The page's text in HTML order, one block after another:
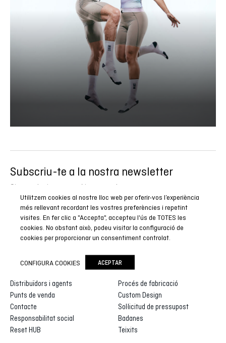
Subscriu-te a la nostra newsletter
Sigues el primer a conèixer totes les nostres novetats,
reportatges i promocions especials.
SUBSCRIURE’M ARA
Inverse
Distribuïdors i agents
Punts de venda
Contacte
Responsabilitat social
Reset HUB
Inverse custom
Galeria de dissenys
Procés de fabricació
Custom Design
Sol·licitud de pressupost
Badanes
Teixits
Utilitzem cookies al nostre lloc web per oferir-vos l’experiència
més rellevant recordant les vostres preferències i repetint
visites. En fer clic a "Accepta", accepteu l'ús de TOTES les
cookies. No obstant això, podeu visitar la configuració de
cookies per proporcionar un consentiment controlat.
CONFIGURA COOKIES ACEPTAR